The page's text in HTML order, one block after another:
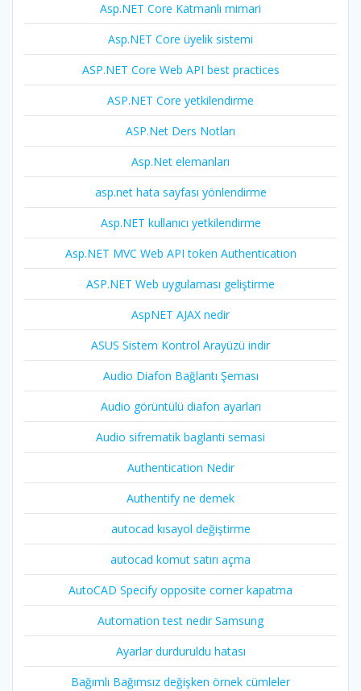
Asp.NET Core Katmanlı mimari
Asp.NET Core üyelik sistemi
ASP.NET Core Web API best practices
ASP.NET Core yetkilendirme
ASP.Net Ders Notları
Asp.Net elemanları
asp.net hata sayfası yönlendirme
Asp.NET kullanıcı yetkilendirme
Asp.NET MVC Web API token Authentication
ASP.NET Web uygulaması geliştirme
AspNET AJAX nedir
ASUS Sistem Kontrol Arayüzü indir
Audio Diafon Bağlantı Şeması
Audio görüntülü diafon ayarları
Audio sifrematik baglanti semasi
Authentication Nedir
Authentify ne demek
autocad kısayol değiştirme
autocad komut satırı açma
AutoCAD Specify opposite corner kapatma
Automation test nedir Samsung
Ayarlar durduruldu hatası
Bağımlı Bağımsız değişken örnek cümleler